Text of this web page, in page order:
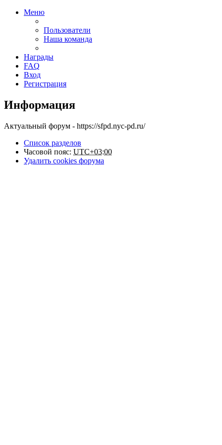
Меню
Пользователи
Наша команда
Награды
FAQ
Вход
Регистрация
Информация
Актуальный форум - https://sfpd.nyc-pd.ru/
Список разделов
Часовой пояс: UTC+03:00
Удалить cookies форума